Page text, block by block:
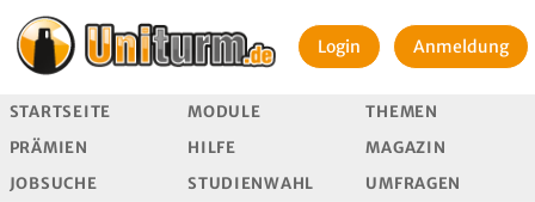
Login Anmeldung
STARTSEITE MODULE
THEMEN
PRÄMIEN
HILFE
MAGAZIN
JOBSUCHE
STUDIENWAHL UMFRAGEN